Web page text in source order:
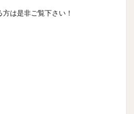
は是非ご覧下さい！